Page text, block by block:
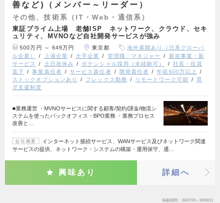
善など)（メンバー～リーダー）
その他、技術系（IT・Web・通信系）
東証プライム上場 老舗ISP ネットワーク、クラウド、セキ
ュリティ、MVNOなど自社開発サービスが強み
500万円 ～ 649万円 東京都
海外展開あり（日系グローバ
ル企業）
上場企業 大手企業 管理職・マネジャー
新規事業・新
サービス
土日祝休み ポテンシャル採用（未経験可）
社長・役員
直下
事業責任者 サービス責任者 開発責任者
年収600万以上
ストックオプションあり
フレックス勤務 リモートワーク可能
育
児支援制度
■業務運営 ・MVNOサービスに関する顧客/契約/課金/物流シ
ステムを使ったバックオフィス・BPO業務 ・業務プロセス
改善と…
会社概要
インターネット接続サービス、WANサービス及びネットワーク関連
サービスの提供、ネットワーク・システムの構築・運用保守、通…
興味あり 詳細へ
掲載期間 26/07/29～26/08/11